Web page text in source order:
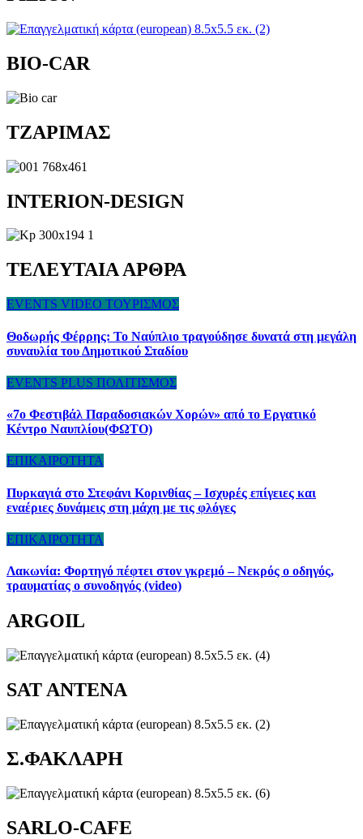
BIO-CAR
TZAΡΙΜΑΣ
INTERION-DESIGN
ΤΕΛΕΥΤΑΙΑ ΑΡΘΡΑ
EVENTS VIDEO ΤΟΥΡΙΣΜΟΣ
Θοδωρής Φέρρης: Το Ναύπλιο τραγούδησε δυνατά στη μεγάλη
συναυλία του Δημοτικού Σταδίου
EVENTS PLUS ΠΟΛΙΤΙΣΜΟΣ
«7ο Φεστιβάλ Παραδοσιακών Χορών» από το Εργατικό
Κέντρο Ναυπλίου(ΦΩΤΟ)
ΕΠΙΚΑΙΡΟΤΗΤΑ
Πυρκαγιά στο Στεφάνι Κορινθίας – Ισχυρές επίγειες και
εναέριες δυνάμεις στη μάχη με τις φλόγες
ΕΠΙΚΑΙΡΟΤΗΤΑ
Λακωνία: Φορτηγό πέφτει στον γκρεμό – Νεκρός ο οδηγός,
τραυματίας ο συνοδηγός (video)
ARGOIL
SAT ANTENA
Σ.ΦΑΚΛΑΡΗ
SARLO-CAFE